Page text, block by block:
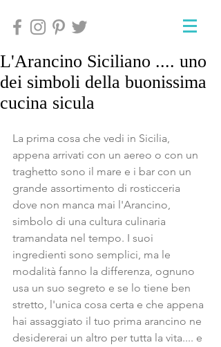
L'Arancino Siciliano .... uno
dei simboli della buonissima
cucina sicula
La prima cosa che vedi in Sicilia,
appena arrivati con un aereo o con un
traghetto sono il mare e i bar con un
grande assortimento di rosticceria
dove non manca mai l'Arancino,
simbolo di una cultura culinaria
tramandata nel tempo. I suoi
ingredienti sono semplici, ma le
modalità fanno la differenza, ognuno
usa un suo segreto e se lo tiene ben
stretto, l'unica cosa certa e che appena
hai assaggiato il tuo prima arancino ne
desidererai un altro per tutta la vita.... e